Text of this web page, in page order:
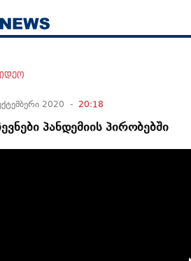
2020 - 20:18
პანდემიის პირობებში